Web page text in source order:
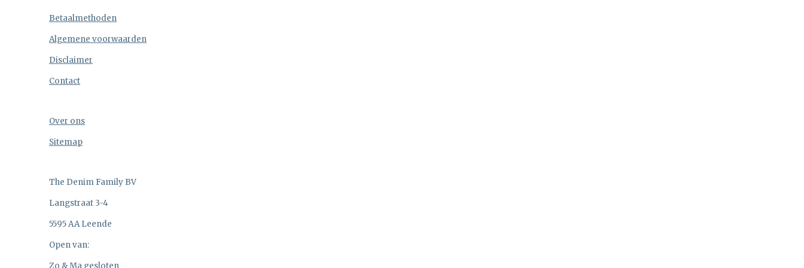
Betaalmethoden
Algemene voorwaarden
Disclaimer
Contact
Over ons
Sitemap
The Denim Family BV
Langstraat 3-4
5595 AA Leende
Open van: